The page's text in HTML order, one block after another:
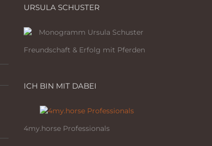
URSULA SCHUSTER
Freundschaft & Erfolg mit Pferden
ICH BIN MIT DABEI
4my.horse Professionals